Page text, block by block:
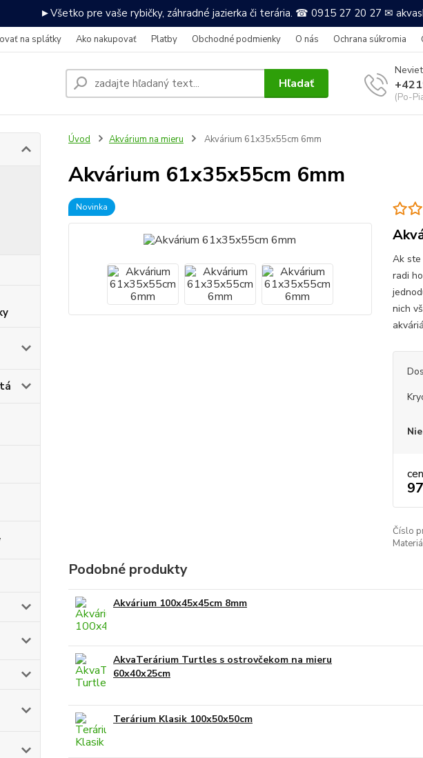
►Všetko pre vaše rybičky, záhradné jazierka či terária. ☎ 0915 27 20 27 ✉
na splátky Ako nakupovať Platby Obchodné podmienky O nás Ochrana súkromia
Hľadať
(Po-
Úvod Akvárium na mieru Akvárium 61x35x55cm 6mm
Akvárium 61x35x55cm 6mm
Novinka
Ak ste
radi
nich
Číslo
Podobné produkty
Akvárium 100x45x45cm 8mm
AkvaTerárium Turtles s ostrovčekom na mieru
60x40x25cm
Terárium Klasik 100x50x50cm